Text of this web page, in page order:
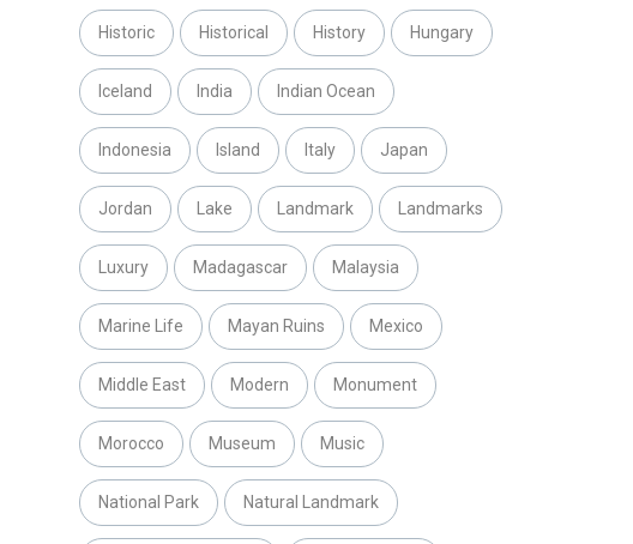
Historic Historical History Hungary
Iceland India Indian Ocean
Indonesia Island Italy Japan
Jordan Lake Landmark Landmarks
Luxury Madagascar Malaysia
Marine Life Mayan Ruins Mexico
Middle East Modern Monument
Morocco Museum Music
National Park Natural Landmark